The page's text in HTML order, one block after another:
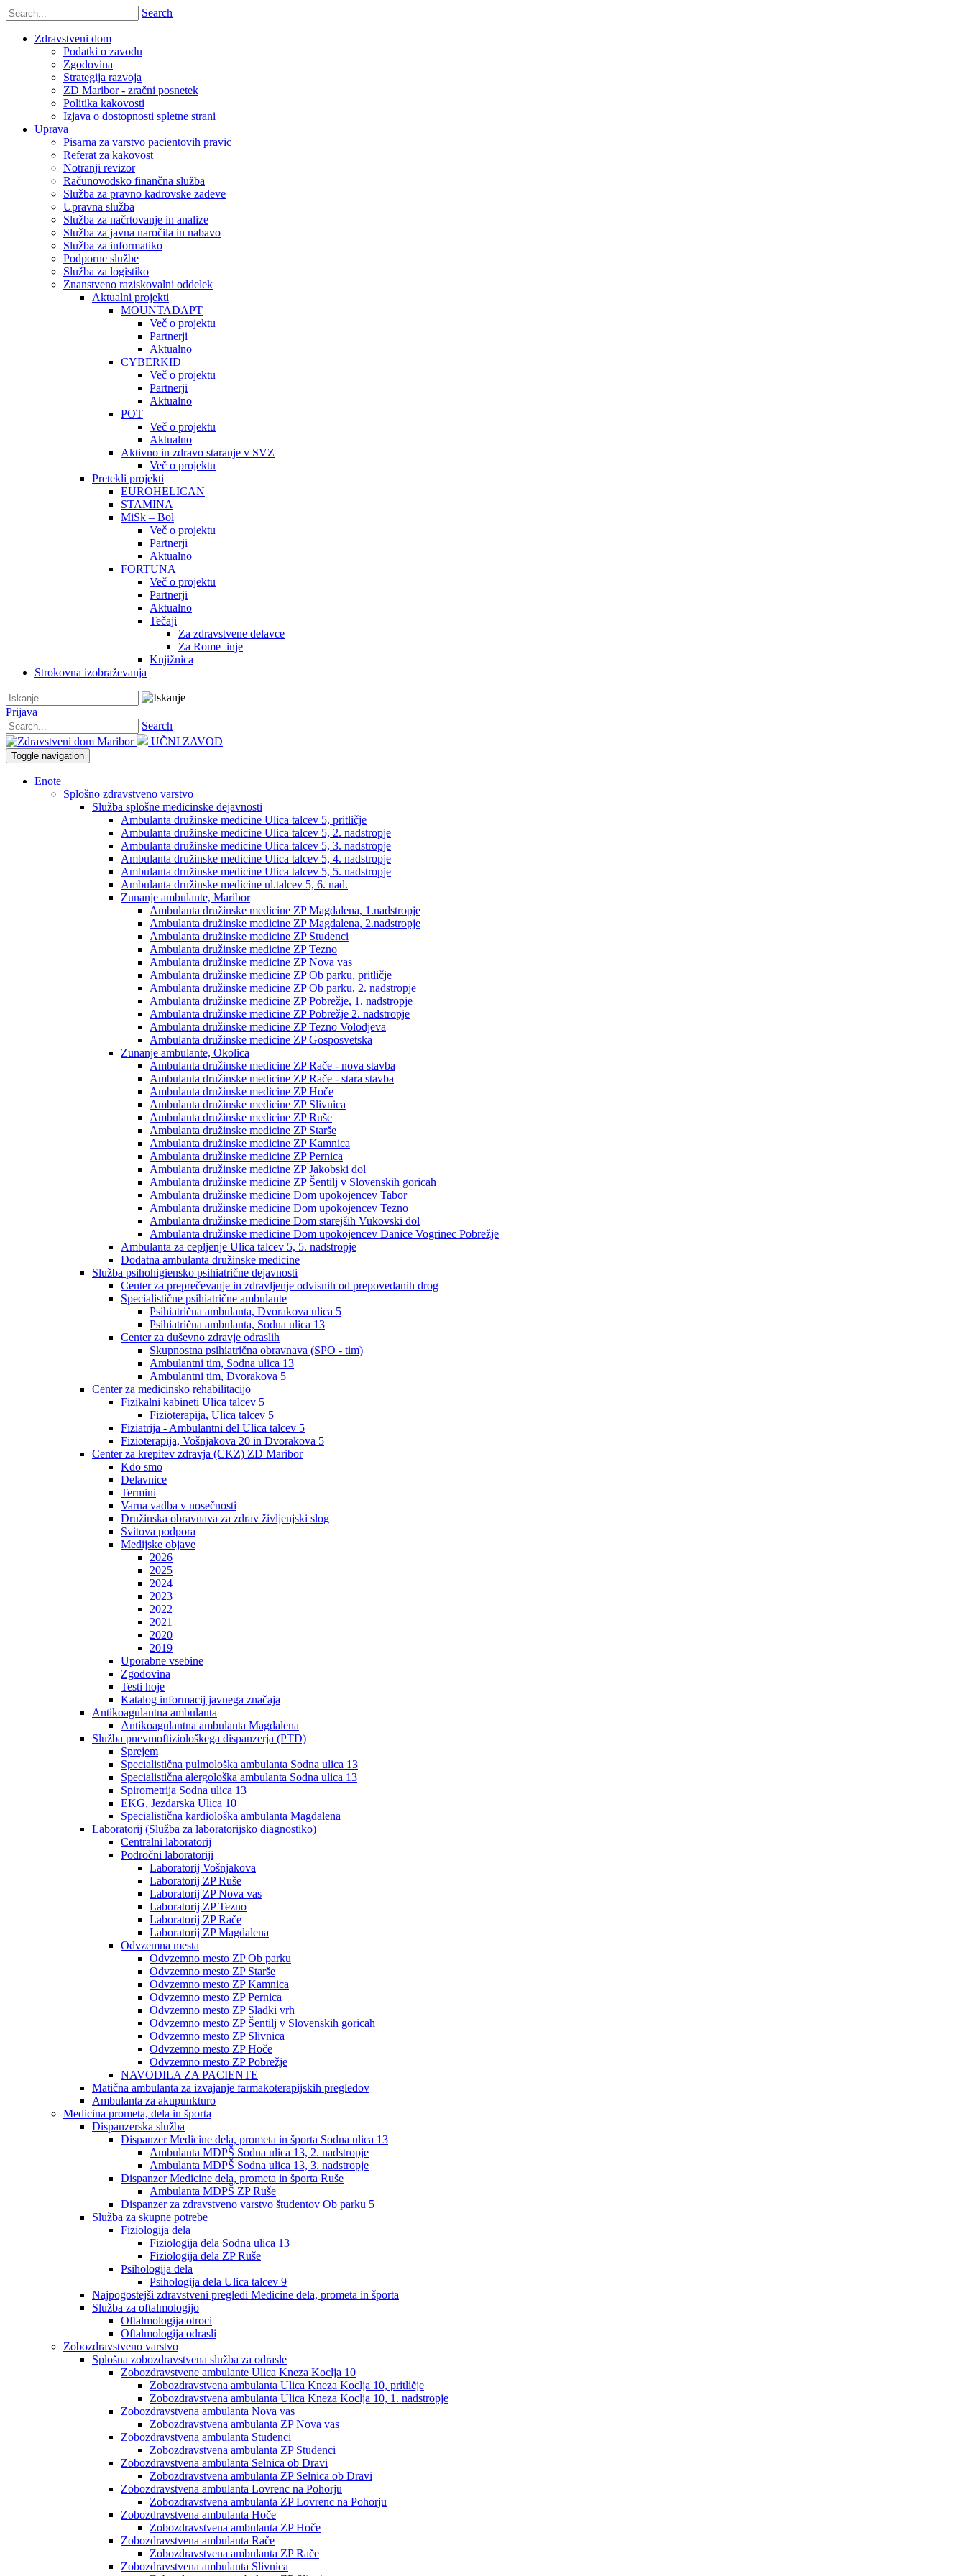
Search
Zdravstveni dom
Podatki o zavodu
Zgodovina
Strategija razvoja
ZD Maribor - zračni posnetek
Politika kakovosti
Izjava o dostopnosti spletne strani
Uprava
Pisarna za varstvo pacientovih pravic
Referat za kakovost
Notranji revizor
Računovodsko finančna služba
Služba za pravno kadrovske zadeve
Upravna služba
Služba za načrtovanje in analize
Služba za javna naročila in nabavo
Služba za informatiko
Podporne službe
Služba za logistiko
Znanstveno raziskovalni oddelek
Aktualni projekti
MOUNTADAPT
Več o projektu
Partnerji
Aktualno
CYBERKID
Več o projektu
Partnerji
Aktualno
POT
Več o projektu
Aktualno
Aktivno in zdravo staranje v SVZ
Več o projektu
Pretekli projekti
EUROHELICAN
STAMINA
MiSk – Bol
Več o projektu
Partnerji
Aktualno
FORTUNA
Več o projektu
Partnerji
Aktualno
Tečaji
Za zdravstvene delavce
Za Rome_inje
Knjižnica
Strokovna izobraževanja
Prijava
Search
UČNI ZAVOD
Toggle navigation
Enote
Splošno zdravstveno varstvo
Služba splošne medicinske dejavnosti
Ambulanta družinske medicine Ulica talcev 5, pritličje
Ambulanta družinske medicine Ulica talcev 5, 2. nadstropje
Ambulanta družinske medicine Ulica talcev 5, 3. nadstropje
Ambulanta družinske medicine Ulica talcev 5, 4. nadstropje
Ambulanta družinske medicine Ulica talcev 5, 5. nadstropje
Ambulanta družinske medicine ul.talcev 5, 6. nad.
Zunanje ambulante, Maribor
Ambulanta družinske medicine ZP Magdalena, 1.nadstropje
Ambulanta družinske medicine ZP Magdalena, 2.nadstropje
Ambulanta družinske medicine ZP Studenci
Ambulanta družinske medicine ZP Tezno
Ambulanta družinske medicine ZP Nova vas
Ambulanta družinske medicine ZP Ob parku, pritličje
Ambulanta družinske medicine ZP Ob parku, 2. nadstropje
Ambulanta družinske medicine ZP Pobrežje, 1. nadstropje
Ambulanta družinske medicine ZP Pobrežje 2. nadstropje
Ambulanta družinske medicine ZP Tezno Volodjeva
Ambulanta družinske medicine ZP Gosposvetska
Zunanje ambulante, Okolica
Ambulanta družinske medicine ZP Rače - nova stavba
Ambulanta družinske medicine ZP Rače - stara stavba
Ambulanta družinske medicine ZP Hoče
Ambulanta družinske medicine ZP Slivnica
Ambulanta družinske medicine ZP Ruše
Ambulanta družinske medicine ZP Starše
Ambulanta družinske medicine ZP Kamnica
Ambulanta družinske medicine ZP Pernica
Ambulanta družinske medicine ZP Jakobski dol
Ambulanta družinske medicine ZP Šentilj v Slovenskih goricah
Ambulanta družinske medicine Dom upokojencev Tabor
Ambulanta družinske medicine Dom upokojencev Tezno
Ambulanta družinske medicine Dom starejših Vukovski dol
Ambulanta družinske medicine Dom upokojencev Danice Vogrinec Pobrežje
Ambulanta za cepljenje Ulica talcev 5, 5. nadstropje
Dodatna ambulanta družinske medicine
Služba psihohigiensko psihiatrične dejavnosti
Center za preprečevanje in zdravljenje odvisnih od prepovedanih drog
Specialistične psihiatrične ambulante
Psihiatrična ambulanta, Dvorakova ulica 5
Psihiatrična ambulanta, Sodna ulica 13
Center za duševno zdravje odraslih
Skupnostna psihiatrična obravnava (SPO - tim)
Ambulantni tim, Sodna ulica 13
Ambulantni tim, Dvorakova 5
Center za medicinsko rehabilitacijo
Fizikalni kabineti Ulica talcev 5
Fizioterapija, Ulica talcev 5
Fiziatrija - Ambulantni del Ulica talcev 5
Fizioterapija, Vošnjakova 20 in Dvorakova 5
Center za krepitev zdravja (CKZ) ZD Maribor
Kdo smo
Delavnice
Termini
Varna vadba v nosečnosti
Družinska obravnava za zdrav življenjski slog
Svitova podpora
Medijske objave
2026
2025
2024
2023
2022
2021
2020
2019
Uporabne vsebine
Zgodovina
Testi hoje
Katalog informacij javnega značaja
Antikoagulantna ambulanta
Antikoagulantna ambulanta Magdalena
Služba pnevmoftiziološkega dispanzerja (PTD)
Sprejem
Specialistična pulmološka ambulanta Sodna ulica 13
Specialistična alergološka ambulanta Sodna ulica 13
Spirometrija Sodna ulica 13
EKG, Jezdarska Ulica 10
Specialistična kardiološka ambulanta Magdalena
Laboratorij (Služba za laboratorijsko diagnostiko)
Centralni laboratorij
Področni laboratoriji
Laboratorij Vošnjakova
Laboratorij ZP Ruše
Laboratorij ZP Nova vas
Laboratorij ZP Tezno
Laboratorij ZP Rače
Laboratorij ZP Magdalena
Odvzemna mesta
Odvzemno mesto ZP Ob parku
Odvzemno mesto ZP Starše
Odvzemno mesto ZP Kamnica
Odvzemno mesto ZP Pernica
Odvzemno mesto ZP Sladki vrh
Odvzemno mesto ZP Šentilj v Slovenskih goricah
Odvzemno mesto ZP Slivnica
Odvzemno mesto ZP Hoče
Odvzemno mesto ZP Pobrežje
NAVODILA ZA PACIENTE
Matična ambulanta za izvajanje farmakoterapijskih pregledov
Ambulanta za akupunkturo
Medicina prometa, dela in športa
Dispanzerska služba
Dispanzer Medicine dela, prometa in športa Sodna ulica 13
Ambulanta MDPŠ Sodna ulica 13, 2. nadstropje
Ambulanta MDPŠ Sodna ulica 13, 3. nadstropje
Dispanzer Medicine dela, prometa in športa Ruše
Ambulanta MDPŠ ZP Ruše
Dispanzer za zdravstveno varstvo študentov Ob parku 5
Služba za skupne potrebe
Fiziologija dela
Fiziologija dela Sodna ulica 13
Fiziologija dela ZP Ruše
Psihologija dela
Psihologija dela Ulica talcev 9
Najpogostejši zdravstveni pregledi Medicine dela, prometa in športa
Služba za oftalmologijo
Oftalmologija otroci
Oftalmologija odrasli
Zobozdravstveno varstvo
Splošna zobozdravstvena služba za odrasle
Zobozdravstvene ambulante Ulica Kneza Koclja 10
Zobozdravstvena ambulanta Ulica Kneza Koclja 10, pritličje
Zobozdravstvena ambulanta Ulica Kneza Koclja 10, 1. nadstropje
Zobozdravstvena ambulanta Nova vas
Zobozdravstvena ambulanta ZP Nova vas
Zobozdravstvena ambulanta Studenci
Zobozdravstvena ambulanta ZP Studenci
Zobozdravstvena ambulanta Selnica ob Dravi
Zobozdravstvena ambulanta ZP Selnica ob Dravi
Zobozdravstvena ambulanta Lovrenc na Pohorju
Zobozdravstvena ambulanta ZP Lovrenc na Pohorju
Zobozdravstvena ambulanta Hoče
Zobozdravstvena ambulanta ZP Hoče
Zobozdravstvena ambulanta Rače
Zobozdravstvena ambulanta ZP Rače
Zobozdravstvena ambulanta Slivnica